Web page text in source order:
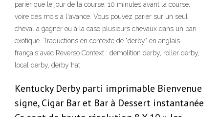
parier que le jour de la course, 10 minutes avant la course,
voire des mois à l'avance. Vous pouvez parier sur un seul
cheval à gagner ou à la case plusieurs chevaux dans un pari
exotique. Traductions en contexte de "derby" en anglais-
français avec Reverso Context : demolition derby, roller derby,
local derby, derby hat
Kentucky Derby parti imprimable Bienvenue
signe, Cigar Bar et Bar à Dessert instantanée